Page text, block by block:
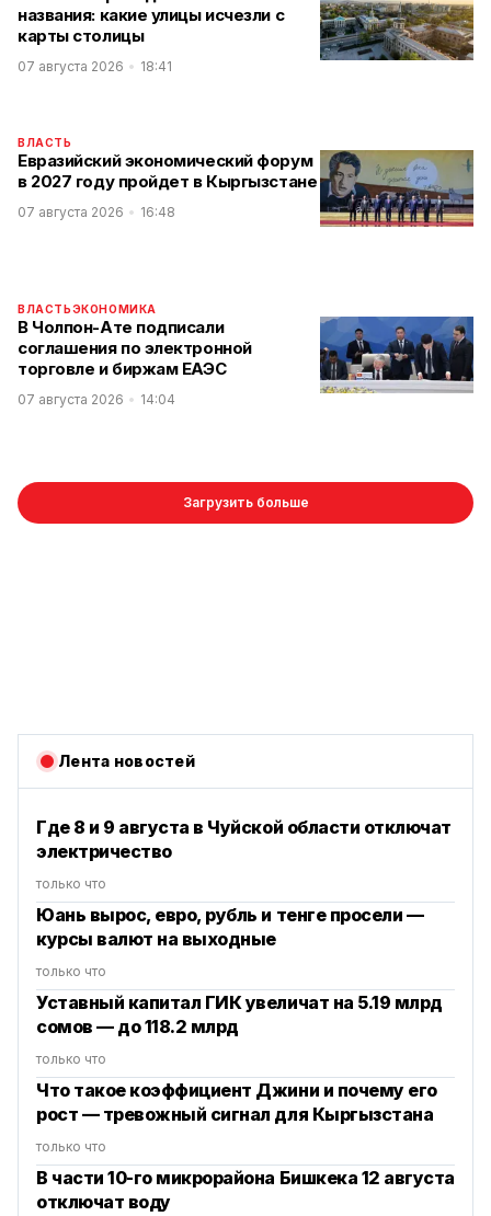
названия: какие улицы исчезли с
карты столицы
07 августа 2026 18:41
ВЛАСТЬ
Евразийский экономический форум
в 2027 году пройдет в Кыргызстане
07 августа 2026 16:48
ВЛАСТЬЭКОНОМИКА
В Чолпон-Ате подписали
соглашения по электронной
торговле и биржам ЕАЭС
07 августа 2026 14:04
Загрузить больше
Лента новостей
Где 8 и 9 августа в Чуйской области отключат
электричество
только что
Юань вырос, евро, рубль и тенге просели —
курсы валют на выходные
только что
Уставный капитал ГИК увеличат на 5.19 млрд
сомов — до 118.2 млрд
только что
Что такое коэффициент Джини и почему его
рост — тревожный сигнал для Кыргызстана
только что
В части 10-го микрорайона Бишкека 12 августа
отключат воду